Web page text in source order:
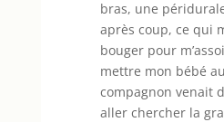
bras, une
après coup, ce qui
bouger pour
mettre mon bébé
compagnon venait
aller chercher la